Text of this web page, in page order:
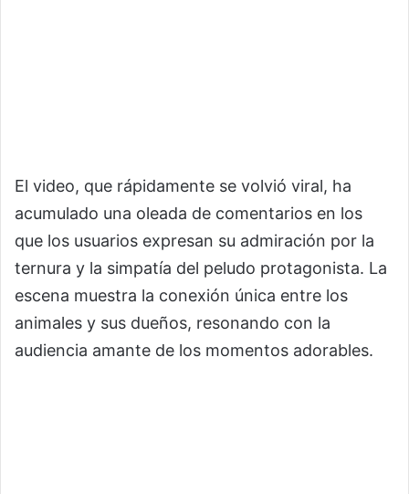
El video, que rápidamente se volvió viral, ha
acumulado una oleada de comentarios en los
que los usuarios expresan su admiración por la
ternura y la simpatía del peludo protagonista. La
escena muestra la conexión única entre los
animales y sus dueños, resonando con la
audiencia amante de los momentos adorables.